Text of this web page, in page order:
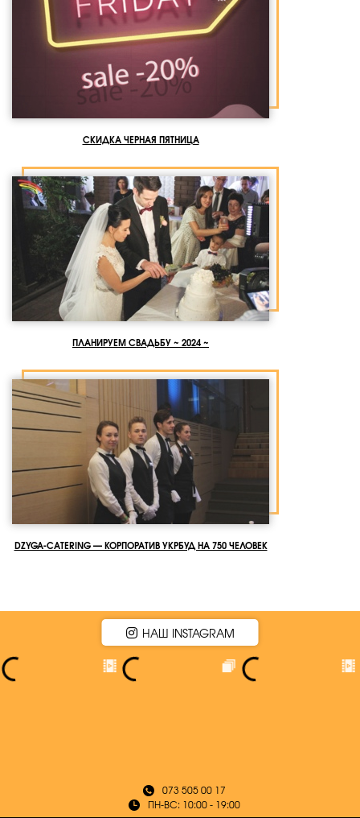
СКИДКА ЧЕРНАЯ ПЯТНИЦА
ПЛАНИРУЕМ СВАДЬБУ ~ 2024 ~
DZYGA-CATERING — КОРПОРАТИВ УКРБУД НА 750 ЧЕЛОВЕК
НАШ INSTAGRAM
073 505 00 17
ПН-ВС: 10:00 - 19:00